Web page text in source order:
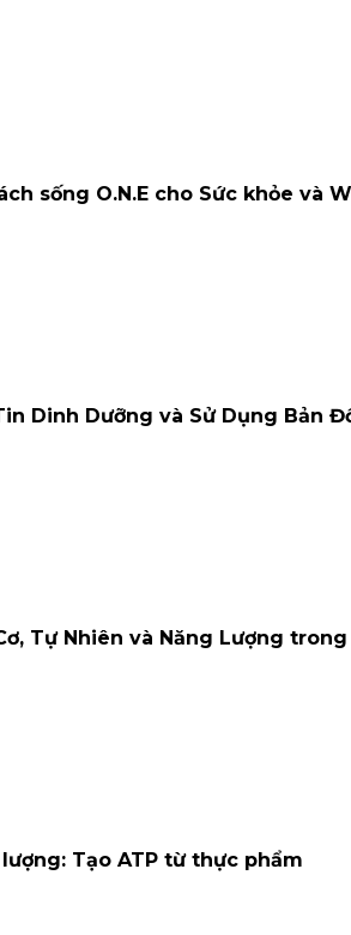
sống O.N.E cho Sức khỏe và
Dinh Dưỡng và Sử Dụng Bản
Tự Nhiên và Năng Lượng
Tạo ATP từ thực phẩm